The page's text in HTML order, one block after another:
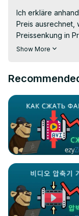
Ich erkläre
Preis ausrechnet,
Preissenkung in
Video habe ich
Lösungsweg
0:00
0:25 Wie teuer
1:26 Formel
2:20 Preisnachlass
#123mathe
Show More